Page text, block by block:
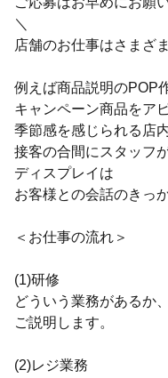
＼
店舗のお仕事はさまざま
例えば商品説明のPOP
キャンペーン商品をア
季節感を感じられる店
接客の合間にスタッフ
ディスプレイは
お客様との会話のきっ
＜お仕事の流れ＞
(1)研修
どういう業務があるか
ご説明します。
(2)レジ業務